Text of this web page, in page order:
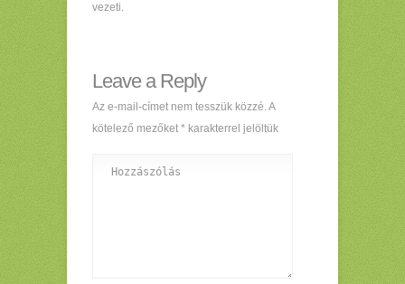
vezeti.
Leave a Reply
Az e-mail-címet nem tesszük közzé.A
kötelező mezőket * karakterrel jelöltük